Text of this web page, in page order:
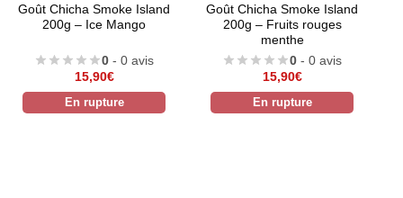
Goût Chicha Smoke Island
200g – Ice Mango
0 - 0 avis
15,90€
En rupture
Goût Chicha Smoke Island
200g – Fruits rouges
menthe
0 - 0 avis
15,90€
En rupture